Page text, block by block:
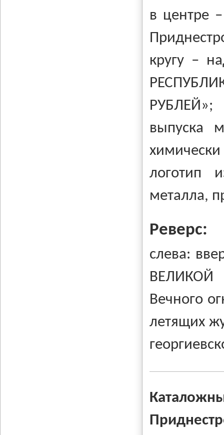
в центре
кругу –
РУБЛЕЙ»;
выпуска
логотип
металла,
Реверс:
слева:
Вечного
летящих